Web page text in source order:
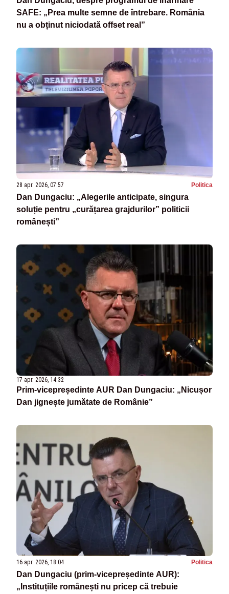
SAFE: „Prea multe semne de întrebare. România
nu a obținut niciodată offset real”
28 apr. 2026, 07:57 Politica
Dan Dungaciu: „Alegerile anticipate, singura
soluție pentru „curățarea grajdurilor” politicii
românești”
17 apr. 2026, 14:32
Prim-vicepreședinte AUR Dan Dungaciu: „Nicușor
Dan jignește jumătate de Românie”
16 apr. 2026, 18:04 Politica
Dan Dungaciu (prim-vicepreședinte AUR):
„Instituțiile românești nu pricep că trebuie